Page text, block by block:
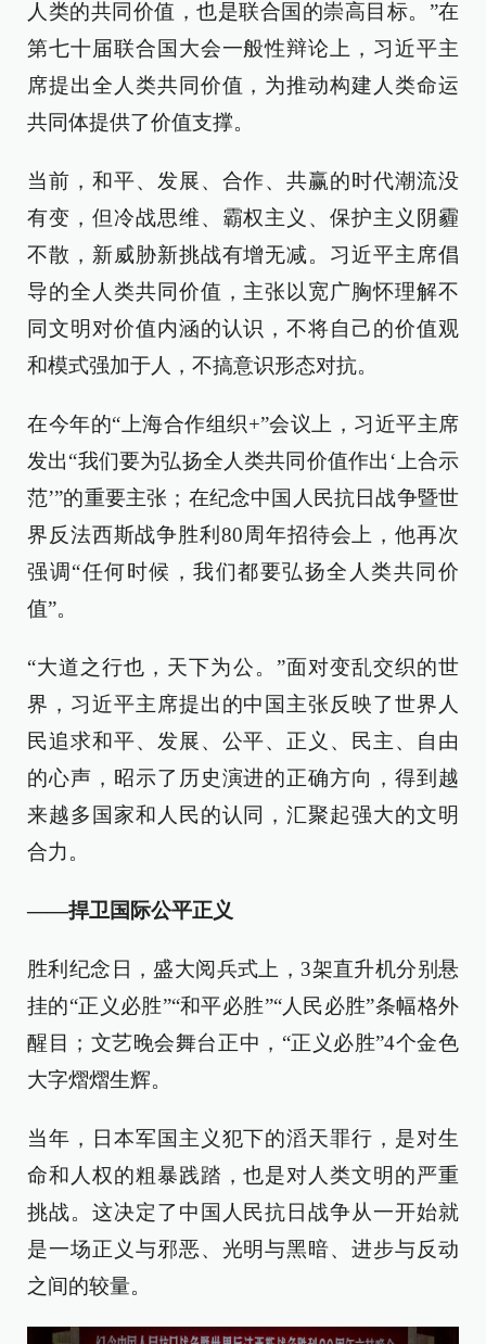
人类的共同价值，也是联合国的崇高目标。”在
第七十届联合国大会一般性辩论上，习近平主
席提出全人类共同价值，为推动构建人类命运
共同体提供了价值支撑。
当前，和平、发展、合作、共赢的时代潮流没
有变，但冷战思维、霸权主义、保护主义阴霾
不散，新威胁新挑战有增无减。习近平主席倡
导的全人类共同价值，主张以宽广胸怀理解不
同文明对价值内涵的认识，不将自己的价值观
和模式强加于人，不搞意识形态对抗。
在今年的“上海合作组织+”会议上，习近平主席
发出“我们要为弘扬全人类共同价值作出‘上合示
范’”的重要主张；在纪念中国人民抗日战争暨世
界反法西斯战争胜利80周年招待会上，他再次
强调“任何时候，我们都要弘扬全人类共同价
值”。
“大道之行也，天下为公。”面对变乱交织的世
界，习近平主席提出的中国主张反映了世界人
民追求和平、发展、公平、正义、民主、自由
的心声，昭示了历史演进的正确方向，得到越
来越多国家和人民的认同，汇聚起强大的文明
合力。
——捍卫国际公平正义
胜利纪念日，盛大阅兵式上，3架直升机分别悬
挂的“正义必胜”“和平必胜”“人民必胜”条幅格外
醒目；文艺晚会舞台正中，“正义必胜”4个金色
大字熠熠生辉。
当年，日本军国主义犯下的滔天罪行，是对生
命和人权的粗暴践踏，也是对人类文明的严重
挑战。这决定了中国人民抗日战争从一开始就
是一场正义与邪恶、光明与黑暗、进步与反动
之间的较量。